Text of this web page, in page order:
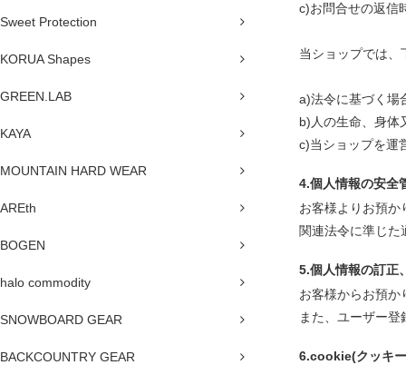
Sweet Protection
KORUA Shapes
GREEN.LAB
KAYA
MOUNTAIN HARD WEAR
AREth
BOGEN
halo commodity
SNOWBOARD GEAR
BACKCOUNTRY GEAR
c)お問合せの返信
当ショップでは、
a)法令に基づく場
b)人の生命、身体
c)当ショップを運
4.個人情報の安全
お客様よりお預か
関連法令に準じた
5.個人情報の訂正
お客様からお預か
また、ユーザー
6.cookie(クッキ